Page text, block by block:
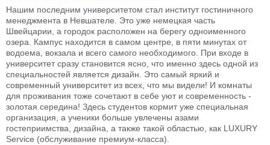
Нашим последним университетом стал институт гостиничного
менеджмента в Невшателе. Это уже немецкая часть
Швейцарии, а городок расположен на берегу одноименного
озера. Кампус находится в самом центре, в пяти минутах от
водоема, вокзала и всего самого необходимого. При входе в
университет сразу становится ясно, что именно здесь одной из
специальностей является дизайн. Это самый яркий и
современный университет из всех, что мы видели! И комнаты
для проживания тоже сочетают в себе уют и современность -
золотая середина! Здесь студентов кормит уже специальная
организация, а ученики больше увлечены азами
гостеприимства, дизайна, а также такой областью, как LUXURY
Service (обслуживание премиум-класса).